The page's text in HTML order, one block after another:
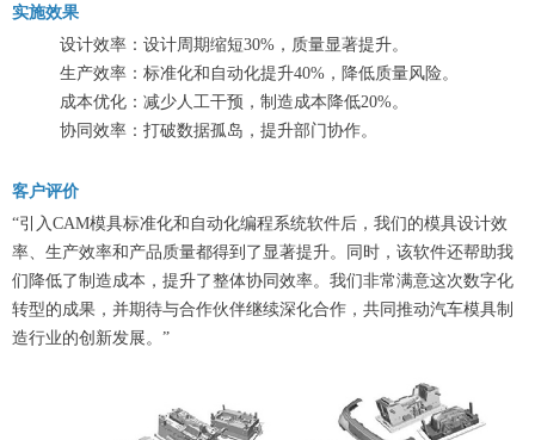
实施效果
设计效率：设计周期缩短30%，质量显著提升。
生产效率：标准化和自动化提升40%，降低质量风险。
成本优化：减少人工干预，制造成本降低20%。
协同效率：打破数据孤岛，提升部门协作。
客户评价
“引入CAM模具标准化和自动化编程系统软件后，我们的模具设计效
率、生产效率和产品质量都得到了显著提升。同时，该软件还帮助我
们降低了制造成本，提升了整体协同效率。我们非常满意这次数字化
转型的成果，并期待与合作伙伴继续深化合作，共同推动汽车模具制
造行业的创新发展。”